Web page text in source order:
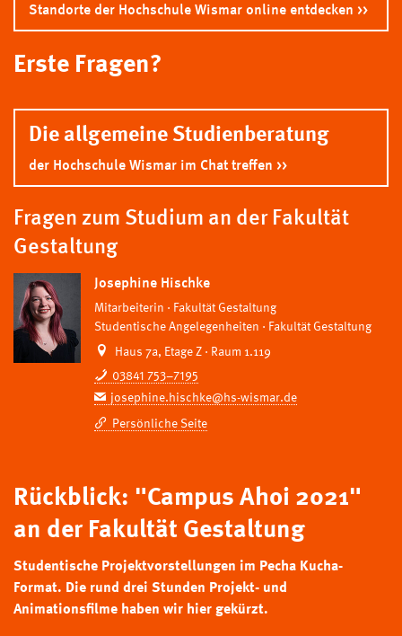
Standorte der Hochschule Wismar online entdecken
Erste Fragen?
Die allgemeine Studienberatung
der Hochschule Wismar im Chat treffen
Fragen zum Studium an der Fakultät
Gestaltung
Josephine Hischke
Mitarbeiterin
Fakultät Gestaltung
Studentische Angelegenheiten
Fakultät Gestaltung
Haus 7a, Etage Z · Raum 1.119
03841 753–7195
josephine.hischke@hs-wismar.de
Persönliche Seite
Rückblick: "Campus Ahoi 2021"
an der Fakultät Gestaltung
Studentische Projektvorstellungen im Pecha Kucha-
Format. Die rund drei Stunden Projekt- und
Animationsfilme haben wir hier gekürzt.